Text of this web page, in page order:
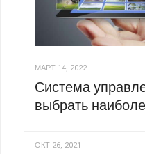
МАРТ 14, 2022
Система
выбрать
ОКТ 26, 2021